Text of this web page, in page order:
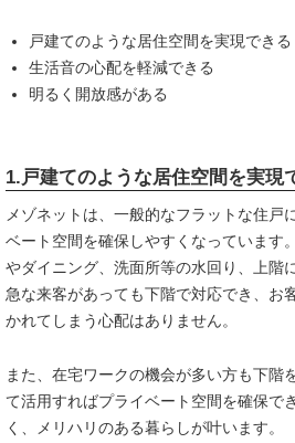
戸建てのような居住空間を実現できる
生活音の心配を軽減できる
明るく開放感がある
1.戸建てのような居住空間を実現
メゾネットは、一般的なフラットな住戸
ベート空間を確保しやすくなっています
やダイニング、洗面所等の水回り、上階
急な来客があっても下階で対応でき、お
かれてしまう心配はありません。
また、在宅ワークの機会が多い方も下階
て活用すればプライベート空間を確保で
く、メリハリのある暮らしが叶います。